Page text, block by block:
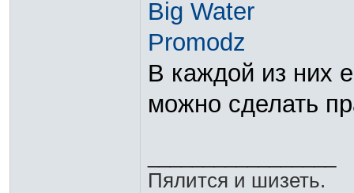
Big Water
Promodz
В каждой из них
можно сделать
Пялится и шизеть.